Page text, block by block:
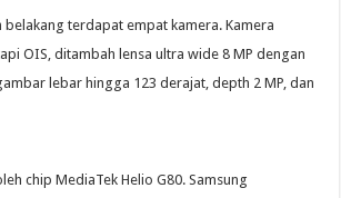
belakang terdapat empat kamera. Kamera
OIS, ditambah lensa ultra wide 8 MP dengan
lebar hingga 123 derajat, depth 2 MP, dan
chip MediaTek Helio G80. Samsung